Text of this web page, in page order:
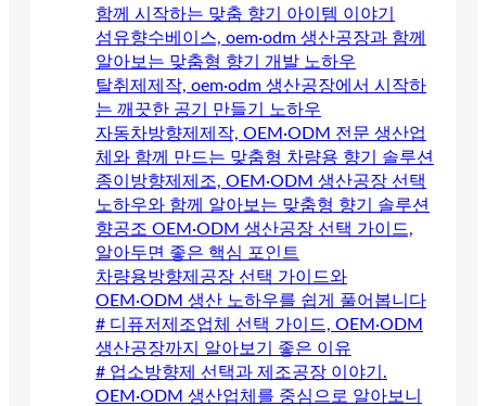
함께 시작하는 맞춤 향기 아이템 이야기
섬유향수베이스, oem·odm 생산공장과 함께
알아보는 맞춤형 향기 개발 노하우
탈취제제작, oem·odm 생산공장에서 시작하
는 깨끗한 공기 만들기 노하우
자동차방향제제작, OEM·ODM 전문 생산업
체와 함께 만드는 맞춤형 차량용 향기 솔루션
종이방향제제조, OEM·ODM 생산공장 선택
노하우와 함께 알아보는 맞춤형 향기 솔루션
향공조 OEM·ODM 생산공장 선택 가이드,
알아두면 좋은 핵심 포인트
차량용방향제공장 선택 가이드와
OEM·ODM 생산 노하우를 쉽게 풀어봅니다
# 디퓨저제조업체 선택 가이드, OEM·ODM
생산공장까지 알아보기 좋은 이유
# 업소방향제 선택과 제조공장 이야기.
OEM·ODM 생산업체를 중심으로 알아보니